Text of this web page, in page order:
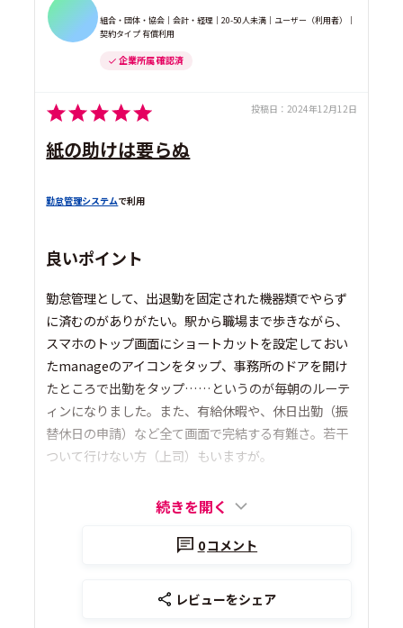
組合・団体・協会｜会計・経理｜20-50人未満｜ユーザー（利用者）｜
契約タイプ 有償利用
企業所属 確認済
投稿日： 2024年12月12日
紙の助けは要らぬ
勤怠管理システムで利用
良いポイント
勤怠管理として、出退勤を固定された機器類でやらず
に済むのがありがたい。駅から職場まで歩きながら、
スマホのトップ画面にショートカットを設定しておい
たmanageのアイコンをタップ、事務所のドアを開け
たところで出勤をタップ……というのが毎朝のルーテ
ィンになりました。また、有給休暇や、休日出勤（振
替休日の申請）など全て画面で完結する有難さ。若干
ついて行けない方（上司）もいますが。
続きを開く
0コメント
レビューをシェア